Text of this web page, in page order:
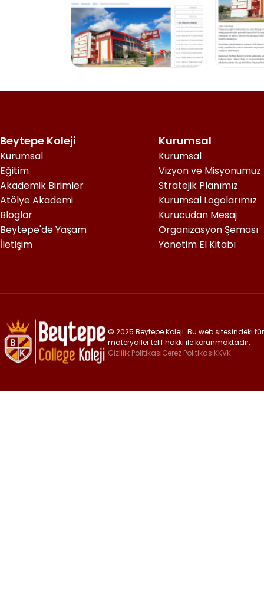
Beytepe Koleji
Kurumsal
Eğitim
Akademik Birimler
Atölye Akademi
Bloglar
Beytepe'de Yaşam
İletişim
Kurumsal
Kurumsal
Vizyon ve Misyonumuz
Stratejik Planımız
Kurumsal Logolarımız
Kurucudan Mesaj
Organizasyon Şeması
Yönetim El Kitabı
© 2025 Beytepe Koleji. Bu web sitesindeki
materyaller telif hakkı ile korunmaktadır.
Gizlilik PolitikasıÇerez PolitikasıKKVK